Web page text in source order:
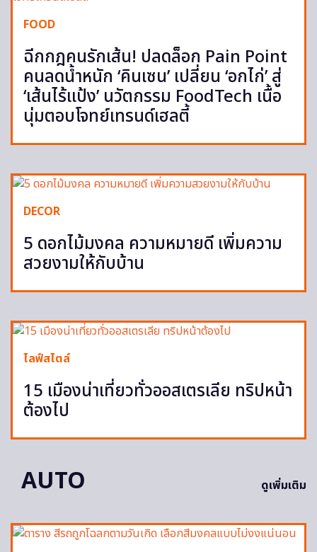
FOOD
ฉีกกฎคนรักเส้น! ปลดล็อก Pain Point
คนลดน้ำหนัก ‘คินเซน’ เปลี่ยน ‘อกไก่’ สู่
‘เส้นไร้แป้ง’ นวัตกรรม FoodTech เนื้อ
นุ่มตอบโจทย์เทรนด์เฮลตี้
DECOR
5 ดอกไม้มงคล ความหมายดี เพิ่มความ
สวยงามให้กับบ้าน
ไลฟ์สไตล์
15 เมืองน่าเที่ยวทั่วออสเตรเลีย ทริปหน้า
ต้องไป
AUTO ดูเพิ่มเติม